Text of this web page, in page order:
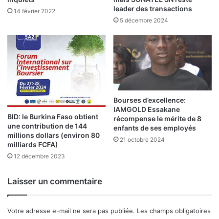
u
i
e
O
14 février 2022
leader des transactions
5 décembre 2024
BID: le Burkina Faso obtient
une contribution de 144
millions dollars (environ 80
milliards FCFA)
12 décembre 2023
Bourses d’excellence:
IAMGOLD Essakane
récompense le mérite de 8
enfants de ses employés
21 octobre 2024
Laisser un commentaire
Votre adresse e-mail ne sera pas publiée. Les champs obligatoires